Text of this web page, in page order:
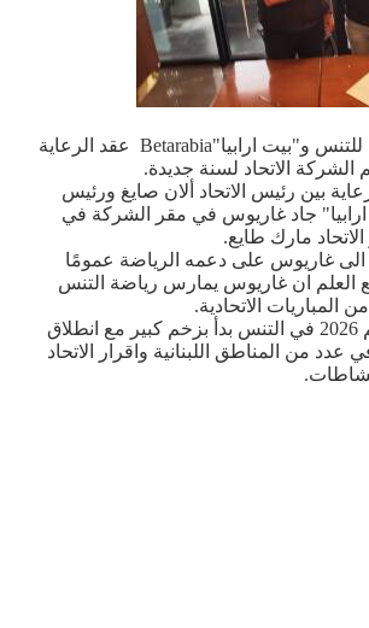
للتنس و"بيت ارابيا"Betarabia عقد الرعاية
الشركة الاتحاد لسنة جديدة.
بين رئيس الاتحاد ألان صايغ ورئيس
جاد غاريوس في مقر الشركة في
مارك طايع.
غاريوس على دعمه الرياضة عمومًا
ان غاريوس يمارس رياضة التنس
المباريات الاتحادية.
يشار الى أن موسم 2026 في التنس بدأ بزخم كبير مع انطلاق
عدد من المناطق اللبنانية واقرار الاتحاد
.